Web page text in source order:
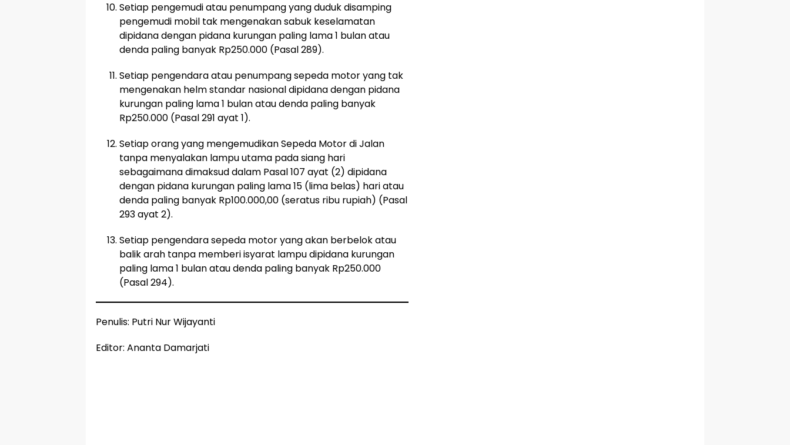
Setiap pengemudi atau penumpang yang duduk disamping
pengemudi mobil tak mengenakan sabuk keselamatan
dipidana dengan pidana kurungan paling lama 1 bulan atau
denda paling banyak Rp250.000 (Pasal 289).
Setiap pengendara atau penumpang sepeda motor yang tak
mengenakan helm standar nasional dipidana dengan pidana
kurungan paling lama 1 bulan atau denda paling banyak
Rp250.000 (Pasal 291 ayat 1).
Setiap orang yang mengemudikan Sepeda Motor di Jalan
tanpa menyalakan lampu utama pada siang hari
sebagaimana dimaksud dalam Pasal 107 ayat (2) dipidana
dengan pidana kurungan paling lama 15 (lima belas) hari atau
denda paling banyak Rp100.000,00 (seratus ribu rupiah) (Pasal
293 ayat 2).
Setiap pengendara sepeda motor yang akan berbelok atau
balik arah tanpa memberi isyarat lampu dipidana kurungan
paling lama 1 bulan atau denda paling banyak Rp250.000
(Pasal 294).
Penulis: Putri Nur Wijayanti
Editor: Ananta Damarjati